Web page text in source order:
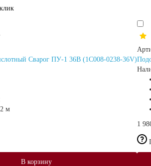
Сварог ПУ-1 36В (1C008-0238-36V)
2 м
В корзину
1